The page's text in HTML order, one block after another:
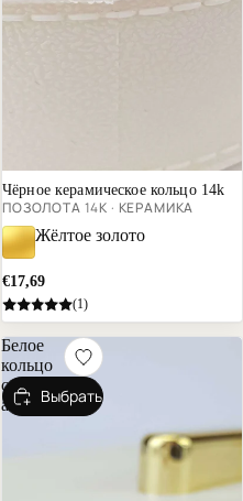
Почти распродано
Чёрное керамическое кольцо 14k
ПОЗОЛОТА 14К · КЕРАМИКА
Жёлтое золото
€17,69
(1)
Белое
кольцо
с
акцентомВыбрать